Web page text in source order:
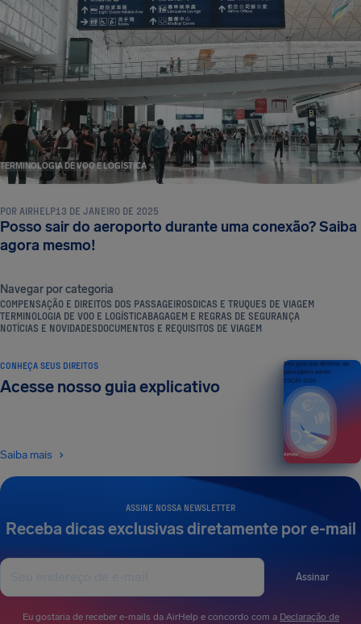
TERMINOLOGIA DE VOO E LOGÍSTICA
POR AIRHELP13 DE JANEIRO DE 2025
Posso sair do aeroporto durante uma conexão? Saiba
agora mesmo!
Navegar por categoria
COMPENSAÇÃO E DIREITOS DOS PASSAGEIROSDICAS E TRUQUES DE VIAGEM
TERMINOLOGIA DE VOO E LOGÍSTICABAGAGEM E REGRAS DE SEGURANÇA
NOTÍCIAS E NOVIDADESDOCUMENTOS E REQUISITOS DE VIAGEM
ASSINE NOSSA NEWSLETTER
Receba dicas exclusivas diretamente por e-mail
Assinar
Eu gostaria de receber e-mails da AirHelp e concordo com a Declaração de
CONHEÇA SEUS DIREITOS
Acesse nosso guia explicativo
Saiba mais
Seu guia dos direitos do
passageiro aéreo
EDIÇÃO 2026